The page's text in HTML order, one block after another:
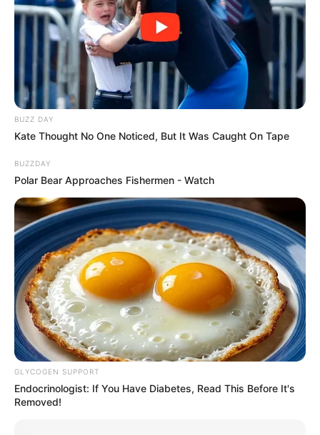
(foto: instagram/_irishbella_)
5. Setuju ga kalau Irish manis banget kalau tersenyum?
BUZZ DAY
Kate Thought No One Noticed, But It Was Caught On Tape
BUZZDAY
Polar Bear Approaches Fishermen - Watch
GLYCOGEN SUPPORT
Endocrinologist: If You Have Diabetes, Read This Before It's
Removed!